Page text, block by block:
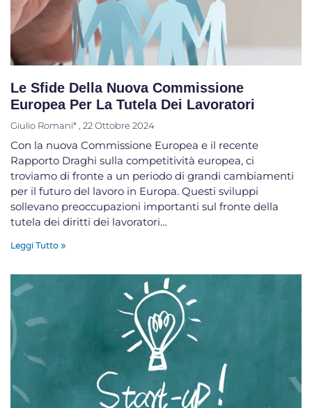
Le Sfide Della Nuova Commissione
Europea Per La Tutela Dei Lavoratori
Giulio Romani* 22 Ottobre 2024
Con la nuova Commissione Europea e il recente
Rapporto Draghi sulla competitività europea, ci
troviamo di fronte a un periodo di grandi cambiamenti
per il futuro del lavoro in Europa. Questi sviluppi
sollevano preoccupazioni importanti sul fronte della
tutela dei diritti dei lavoratori…
Leggi Tutto »